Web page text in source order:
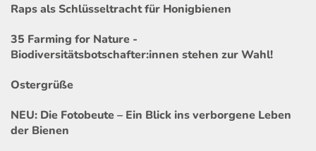
Raps als Schlüsseltracht für Honigbienen
35 Farming for Nature -
Biodiversitätsbotschafter:innen stehen zur Wahl!
Ostergrüße
NEU: Die Fotobeute – Ein Blick ins verborgene Leben
der Bienen